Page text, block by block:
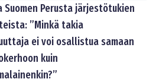
Suomen Perusta järjestötukien
”Minkä takia
ei voi osallistua samaan
kuin